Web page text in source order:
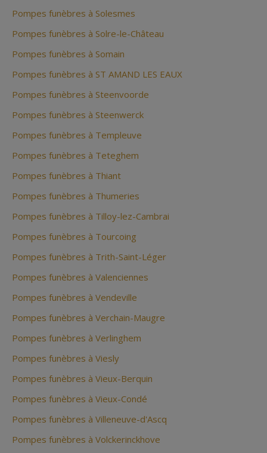
Pompes funèbres à Solesmes
Pompes funèbres à Solre-le-Château
Pompes funèbres à Somain
Pompes funèbres à ST AMAND LES EAUX
Pompes funèbres à Steenvoorde
Pompes funèbres à Steenwerck
Pompes funèbres à Templeuve
Pompes funèbres à Teteghem
Pompes funèbres à Thiant
Pompes funèbres à Thumeries
Pompes funèbres à Tilloy-lez-Cambrai
Pompes funèbres à Tourcoing
Pompes funèbres à Trith-Saint-Léger
Pompes funèbres à Valenciennes
Pompes funèbres à Vendeville
Pompes funèbres à Verchain-Maugre
Pompes funèbres à Verlinghem
Pompes funèbres à Viesly
Pompes funèbres à Vieux-Berquin
Pompes funèbres à Vieux-Condé
Pompes funèbres à Villeneuve-d'Ascq
Pompes funèbres à Volckerinckhove